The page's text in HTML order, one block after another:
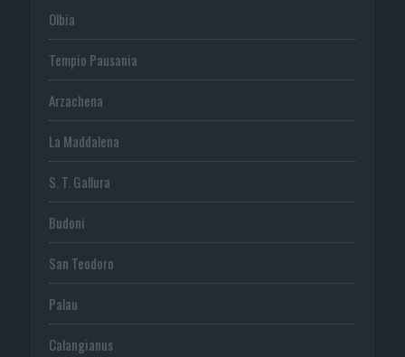
Olbia
Tempio Pausania
Arzachena
La Maddalena
S. T. Gallura
Budoni
San Teodoro
Palau
Calangianus